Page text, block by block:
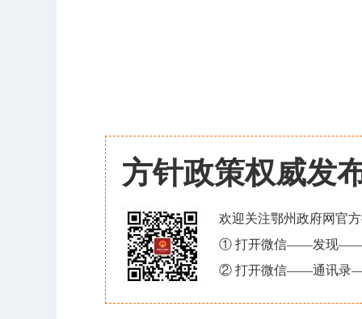
方针政策权威发
欢迎关注鄂州政府网官
① 打开微信——发现——
② 打开微信——通讯录